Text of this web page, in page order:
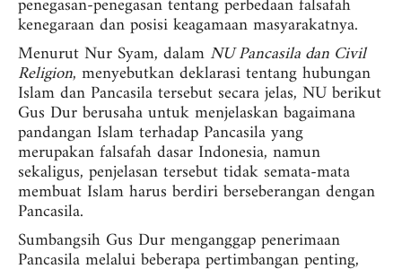
penegasan-penegasan tentang perbedaan falsafah
kenegaraan dan posisi keagamaan masyarakatnya.
Menurut Nur Syam, dalamNU Pancasila dan Civil
Religion, menyebutkan deklarasi tentang hubungan
Islam dan Pancasila tersebut secara jelas, NU berikut
Gus Dur berusaha untuk menjelaskan bagaimana
pandangan Islam terhadap Pancasila yang
merupakan falsafah dasar Indonesia, namun
sekaligus, penjelasan tersebut tidak semata-mata
membuat Islam harus berdiri berseberangan dengan
Pancasila.
Sumbangsih Gus Dur menganggap penerimaan
Pancasila melalui beberapa pertimbangan penting,